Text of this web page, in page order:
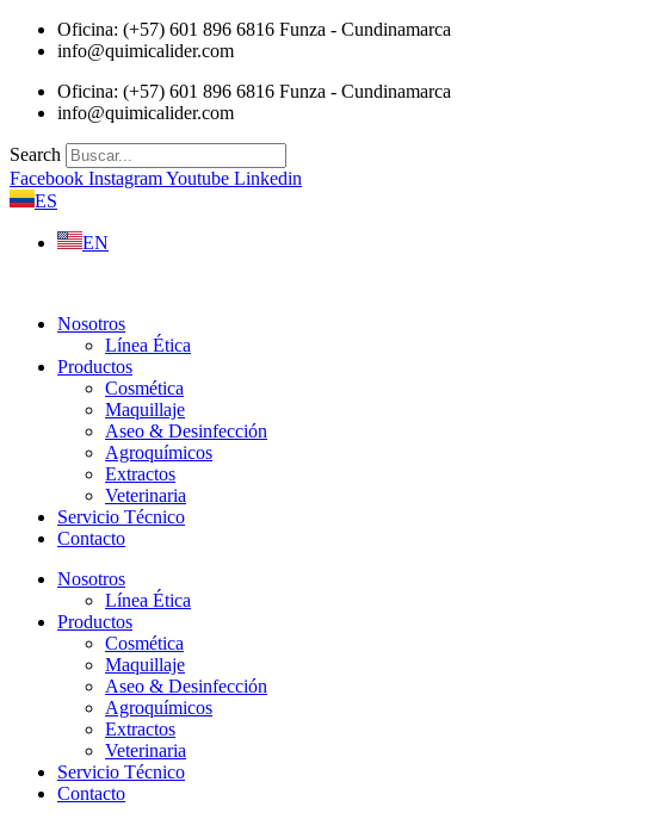
Saltar
Oficina: (+57) 601 896 6816 Funza - Cundinamarca
info@quimicalider.com
Oficina: (+57) 601 896 6816 Funza - Cundinamarca
info@quimicalider.com
Search
Facebook InstagramYoutube Linkedin
ES
EN
Nosotros
Línea Ética
Productos
Cosmética
Maquillaje
Aseo & Desinfección
Agroquímicos
Extractos
Veterinaria
Servicio Técnico
Contacto
Nosotros
Línea Ética
Productos
Cosmética
Maquillaje
Aseo & Desinfección
Agroquímicos
Extractos
Veterinaria
Servicio Técnico
Contacto